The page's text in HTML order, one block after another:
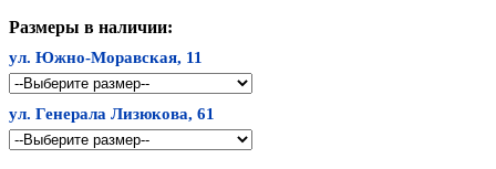
Размеры в наличии:
ул. Южно-Моравская, 11
ул. Генерала Лизюкова, 61